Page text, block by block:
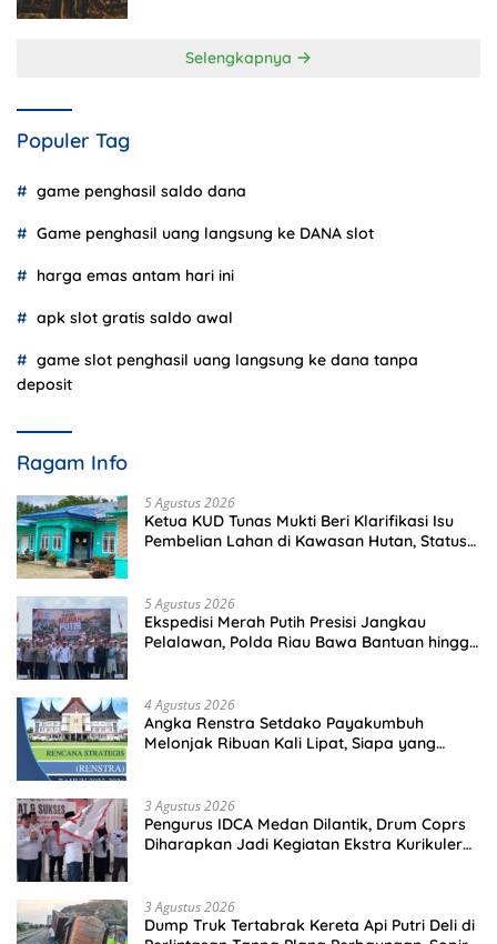
Selengkapnya
Populer Tag
game penghasil saldo dana
Game penghasil uang langsung ke DANA slot
harga emas antam hari ini
apk slot gratis saldo awal
game slot penghasil uang langsung ke dana tanpa
deposit
Ragam Info
5 Agustus 2026
Ketua KUD Tunas Mukti Beri Klarifikasi Isu
Pembelian Lahan di Kawasan Hutan, Status
5 Agustus 2026
Ekspedisi Merah Putih Presisi Jangkau
Pelalawan, Polda Riau Bawa Bantuan hingga
4 Agustus 2026
Angka Renstra Setdako Payakumbuh
Melonjak Ribuan Kali Lipat, Siapa yang
3 Agustus 2026
Pengurus IDCA Medan Dilantik, Drum Coprs
Diharapkan Jadi Kegiatan Ekstra Kurikuler
3 Agustus 2026
Dump Truk Tertabrak Kereta Api Putri Deli di